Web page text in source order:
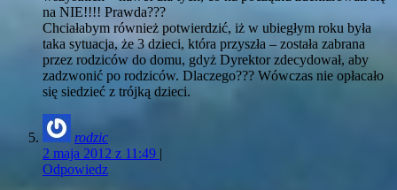
na NIE!!!! Prawda???
Chciałabym również potwierdzić, iż w ubiegłym roku była
taka sytuacja, że 3 dzieci, która przyszła – została zabrana
przez rodziców do domu, gdyż Dyrektor zdecydował, aby
zadzwonić po rodziców. Dlaczego??? Wówczas nie opłacało
się siedzieć z trójką dzieci.
rodzic
2 maja 2012 z 11:49 |
Odpowiedz